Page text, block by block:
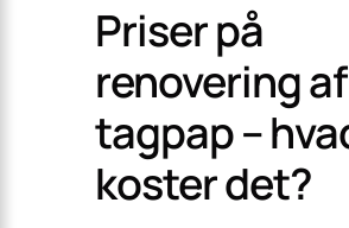
Priser på
renovering af
tagpap –
koster det?